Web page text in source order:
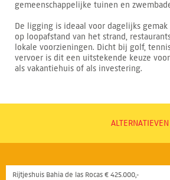
gemeenschappelijke tuinen en
De ligging is ideaal voor dagelijks
op loopafstand van het strand,
lokale voorzieningen. Dicht bij golf,
vervoer is dit een uitstekende keuze
als vakantiehuis of als investering.
ALTERNATIEVEN
Rijtjeshuis Bahia de las Rocas € 425.000,-